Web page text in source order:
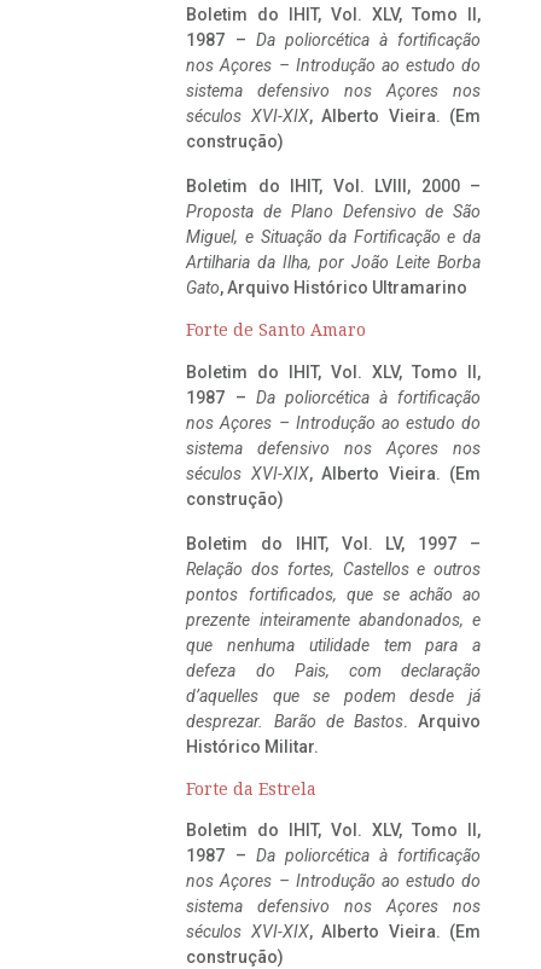
Boletim do IHIT, Vol. XLV, Tomo II,
1987 – Da poliorcética à fortificação
nos Açores – Introdução ao estudo do
sistema defensivo nos Açores nos
séculos XVI-XIX, Alberto Vieira. (Em
construção)
Boletim do IHIT, Vol. LVIII, 2000 –
Proposta de Plano Defensivo de São
Miguel, e Situação da Fortificação e da
Artilharia da Ilha, por João Leite Borba
Gato, Arquivo Histórico Ultramarino
Forte de Santo Amaro
Boletim do IHIT, Vol. XLV, Tomo II,
1987 – Da poliorcética à fortificação
nos Açores – Introdução ao estudo do
sistema defensivo nos Açores nos
séculos XVI-XIX, Alberto Vieira. (Em
construção)
Boletim do IHIT, Vol. LV, 1997 –
Relação dos fortes, Castellos e outros
pontos fortificados, que se achão ao
prezente inteiramente abandonados, e
que nenhuma utilidade tem para a
defeza do Pais, com declaração
d’aquelles que se podem desde já
desprezar. Barão de Bastos. Arquivo
Histórico Militar.
Forte da Estrela
Boletim do IHIT, Vol. XLV, Tomo II,
1987 – Da poliorcética à fortificação
nos Açores – Introdução ao estudo do
sistema defensivo nos Açores nos
séculos XVI-XIX, Alberto Vieira. (Em
construção)